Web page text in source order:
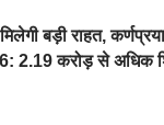
मिलेगी बड़ी राहत,
2.19 करोड़ से अधिक